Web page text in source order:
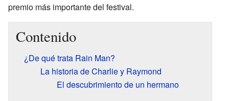
premio más importante del festival.
Contenido
¿De qué trata Rain Man?
La historia de Charlie y Raymond
El descubrimiento de un hermano